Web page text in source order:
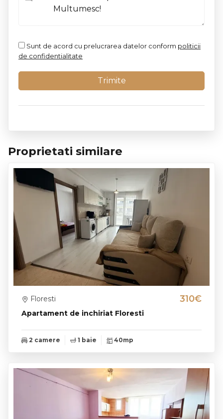
Sunt de acord cu prelucrarea datelor conform politicii
de confidentialitate
Proprietati similare
Apartament de inchiriat Floresti
Floresti 310€
2 camere 1 baie 40mp